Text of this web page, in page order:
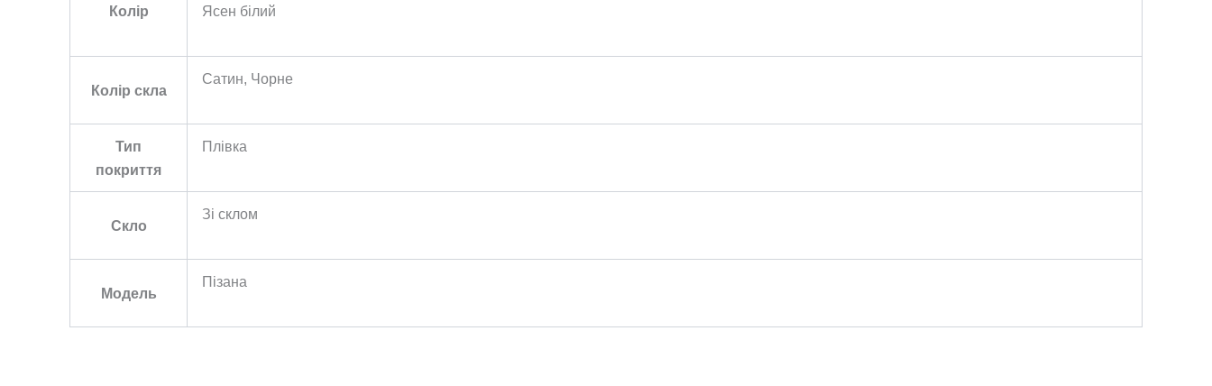
Колір
Ясен білий
Колір скла
Сатин, Чорне
Тип
покриття
Плівка
Скло
Зі склом
Модель
Пізана